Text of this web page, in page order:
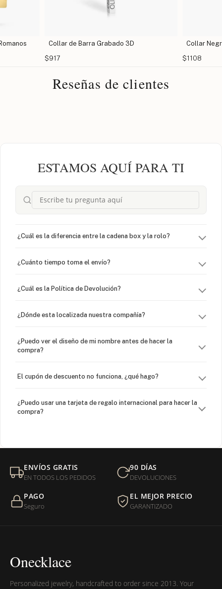
Collar de Barra Grabado 3D
$917
Collar
$1108
Reseñas de clientes
ESTAMOS AQUÍ PARA TI
¿Cuál es la diferencia entre la cadena box y la rolo?
¿Cuánto tiempo toma el envío?
¿Cuál es la Política de Devolución?
¿Dónde esta localizada nuestra compañía?
¿Puedo ver el diseño de mi nombre antes de hacer la
compra?
El cupón de descuento no funciona, ¿qué hago?
¿Puedo usar una tarjeta de regalo internacional para hacer la
compra?
Mi orden fue devuelta por USPS, ¿qué hago para que sea
entregada?
¿Sus productos son libres de níquel?
ENVÍOS GRATIS
EN TODOS LOS PEDIDOS
90 DÍAS
DEVOLUCIONES
PAGO
Seguro
EL MEJOR PRECIO
GARANTIZADO
Onecklace
Personalized jewelry, handcrafted to order since 2013. Your